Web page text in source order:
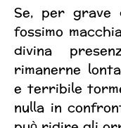
Se, per grave
fossimo
divina
rimanerne
e terribile
nulla in